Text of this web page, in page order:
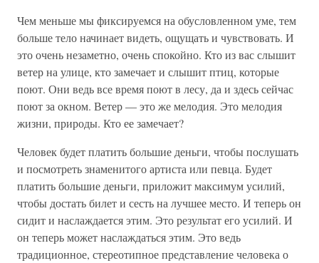
Чем меньше мы фиксируемся на обусловленном уме, тем
больше тело начинает видеть, ощущать и чувствовать. И
это очень незаметно, очень спокойно. Кто из вас слышит
ветер на улице, кто замечает и слышит птиц, которые
поют. Они ведь все время поют в лесу, да и здесь сейчас
поют за окном. Ветер — это же мелодия. Это мелодия
жизни, природы. Кто ее замечает?
Человек будет платить большие деньги, чтобы послушать
и посмотреть знаменитого артиста или певца. Будет
платить большие деньги, приложит максимум усилий,
чтобы достать билет и сесть на лучшее место. И теперь он
сидит и наслаждается этим. Это результат его усилий. И
он теперь может наслаждаться этим. Это ведь
традиционное, стереотипное представление человека о